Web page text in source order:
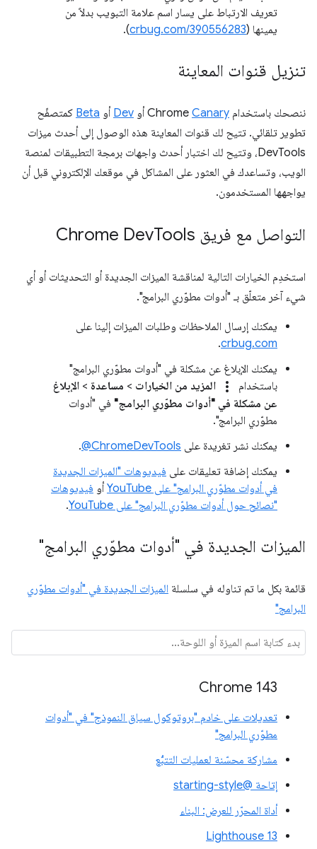
تعريف الارتباط على يسار اسم علامة التبويب بدلاً من
يمينها (crbug.com/390556283
).
تنزيل قنوات المعاينة
ننصحك باستخدام Chrome Canary أو Dev أو Beta كمتصفّح
تطوير تلقائي. تتيح لك قنوات المعاينة هذه الوصول إلى أحدث ميزات
DevTools، وتتيح لك اختبار أحدث واجهات برمجة التطبيقات لمنصة
الويب، وتساعدك في العثور على المشاكل في موقعك الإلكتروني قبل أن
يواجهها المستخدمون.
التواصل مع فريق Chrome Dev Tools
استخدِم الخيارات التالية لمناقشة الميزات الجديدة أو التحديثات أو أي
شيء آخر متعلّق بـ "أدوات مطوّري البرامج".
يمكنك إرسال الملاحظات وطلبات الميزات إلينا على
crbug.com
.
يمكنك الإبلاغ عن مشكلة في "أدوات مطوّري البرامج"
باستخدام
more_vert المزيد من الخيارات > مساعدة > الإبلاغ
عن مشكلة في "أدوات مطوّري البرامج" في "أدوات
مطوّري البرامج".
يمكنك نشر تغريدة على ‎@ChromeDevTools
.
يمكنك إضافة تعليقات على فيديوهات "الميزات الجديدة
في أدوات مطوّري البرامج" على YouTube
أو فيديوهات
"نصائح حول أدوات مطوّري البرامج" على YouTube
.
الميزات الجديدة في "أدوات مطوّري البرامج"
قائمة بكل ما تم تناوله في سلسلة الميزات الجديدة في "أدوات مطوّري
البرامج"
Chrome 143
تعديلات على خادم "بروتوكول سياق النموذج" في "أدوات
مطوّري البرامج"
مشاركة محسّنة لعمليات التتبُّع
إتاحة @starting-style
أداة المحرّر للعرض: البناء
Lighthouse 13